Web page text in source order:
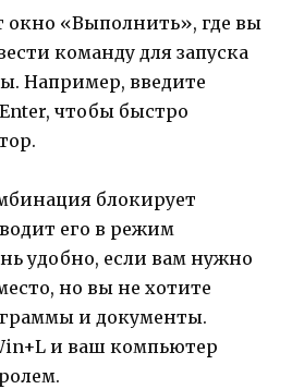
окно «Выполнить», где вы
команду для запуска
Например, введите
чтобы быстро
блокирует
его в режим
удобно, если вам нужно
но вы не хотите
и документы.
и ваш компьютер